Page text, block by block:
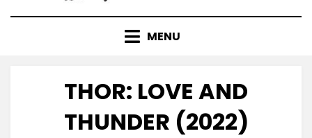
MENU
THOR: LOVE AND
THUNDER (2022)